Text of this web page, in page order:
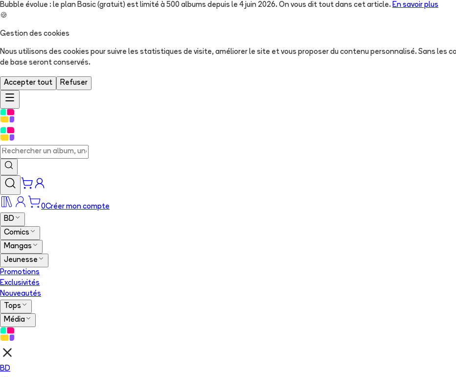
Bubble évolue : le plan Basic (gratuit) est limité à 500 albums depuis le 4 juin 2026. On vous dit tout dans cet article. En savoir plus
🍪
Gestion des cookies
Nous utilisons des cookies pour suivre les statistiques de visite, améliorer le site et vous proposer du contenu personnalisé. Sans les
de base seront conservés.
Accepter tout Refuser
0Créer mon compte
BD
Comics
Mangas
Jeunesse
Promotions
Exclusivités
Nouveautés
Tops
Média
BD